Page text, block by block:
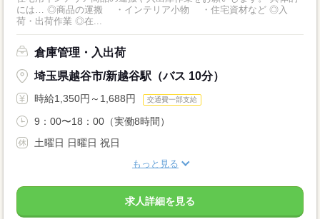
には… ◎商品の運搬 ・インテリア小物 ・住宅資材など ◎入
荷・出荷作業 ◎在...
倉庫管理・入出荷
埼玉県越谷市/新越谷駅（バス 10分）
時給1,350円～1,688円 交通費一部支給
9：00〜18：00（実働8時間）
土曜日 日曜日 祝日
もっと見る
求人詳細を見る